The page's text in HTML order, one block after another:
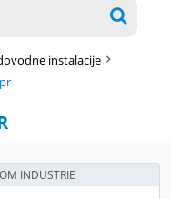

instalacije
INDUSTRIE